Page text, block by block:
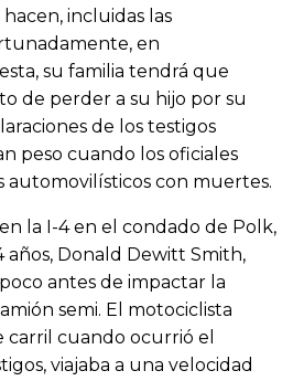
incluidas las
en
su familia tendrá que
de perder a su hijo por su
de los testigos
peso cuando los oficiales
automovilísticos con muertes.
la I-4 en el condado de Polk,
Donald Dewitt Smith,
antes de impactar la
semi. El motociclista
carril cuando ocurrió el
viajaba a una velocidad